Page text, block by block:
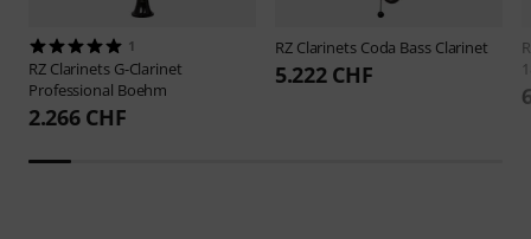
1
RZ Clarinets G-Clarinet
Professional Boehm
2.266 CHF
RZ Clarinets Coda Bass Clarinet
5.222 CHF